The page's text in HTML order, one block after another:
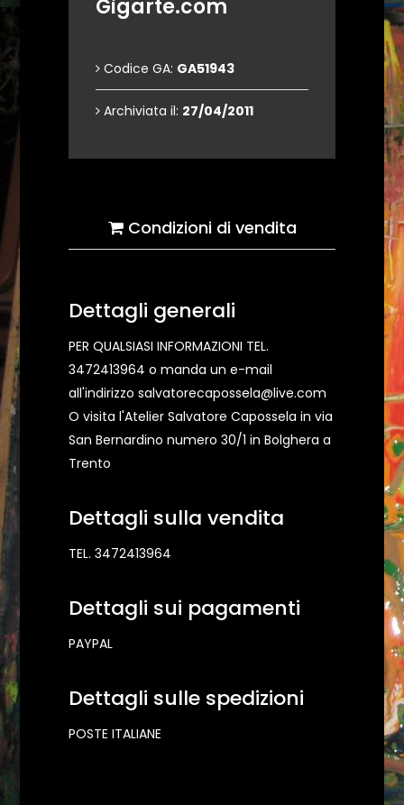
Gigarte.com
Codice GA: GA51943
Archiviata il: 27/04/2011
Condizioni di vendita
Dettagli generali
PER QUALSIASI INFORMAZIONI TEL.
3472413964 o manda un e-mail
all'indirizzo salvatorecapossela@live.com
O visita l'Atelier Salvatore Capossela in via
San Bernardino numero 30/1 in Bolghera a
Trento
Dettagli sulla vendita
TEL. 3472413964
Dettagli sui pagamenti
PAYPAL
Dettagli sulle spedizioni
POSTE ITALIANE